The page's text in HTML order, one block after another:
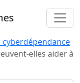
cyberdépendance
elles aider à